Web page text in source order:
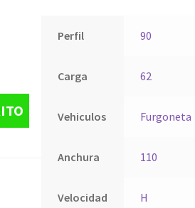
Perfil 90
Carga 62
Vehiculos Furgoneta
Anchura 110
Velocidad H